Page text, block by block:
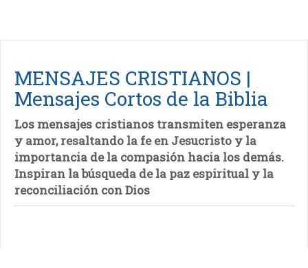
MENSAJES CRISTIANOS |
Mensajes Cortos de la Biblia
Los mensajes cristianos transmiten esperanza
y amor, resaltando la fe en Jesucristo y la
importancia de la compasión hacia los demás.
Inspiran la búsqueda de la paz espiritual y la
reconciliación con Dios